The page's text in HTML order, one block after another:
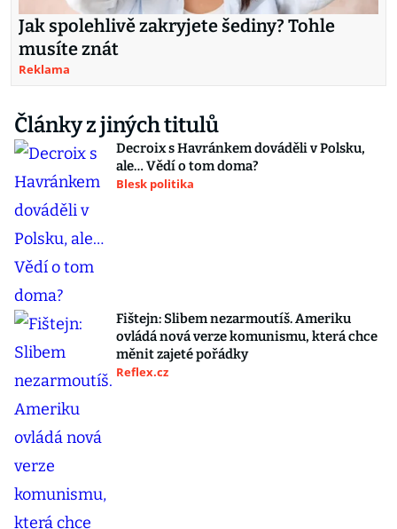
Jak spolehlivě zakryjete šediny? Tohle
musíte znát
Reklama
Články z jiných titulů
Decroix s Havránkem dováděli v Polsku,
ale… Vědí o tom doma?
Blesk politika
Fištejn: Slibem nezarmoutíš. Ameriku
ovládá nová verze komunismu, která chce
měnit zajeté pořádky
Reflex.cz